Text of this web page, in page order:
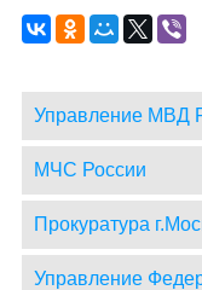
Управление МВД
МЧС России
Прокуратура
Управление